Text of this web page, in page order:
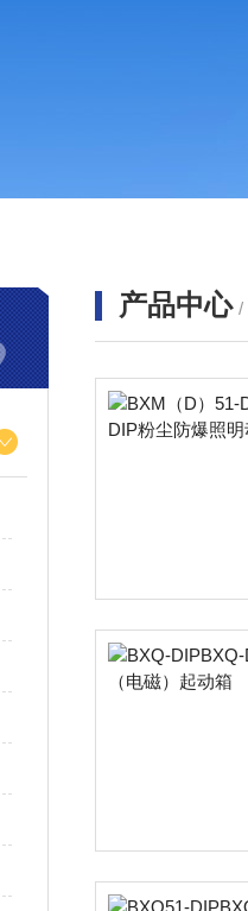
产品中心 /